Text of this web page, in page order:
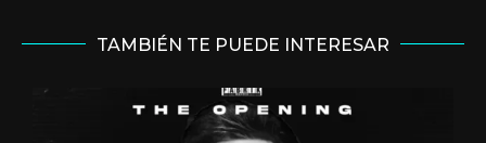
TAMBIÉN TE PUEDE INTERESAR